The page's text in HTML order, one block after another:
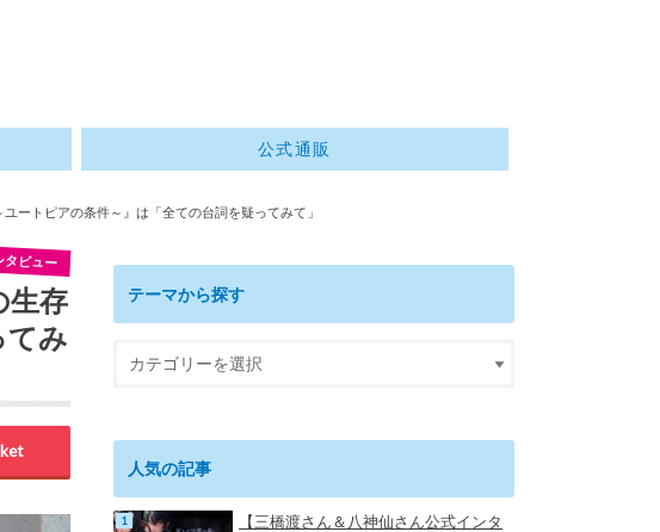
公式通販
ートピアの条件～』は「全ての台詞を疑ってみて」
タビュー
生存
てみ
テーマから探す
人気の記事
【三橋渡さん＆八神仙さん公式インタ